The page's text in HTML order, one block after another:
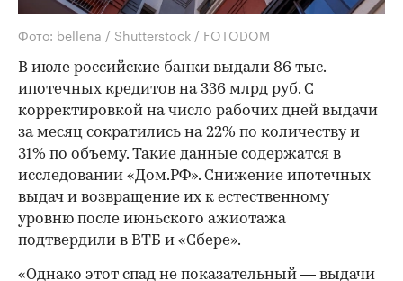
Фото: bellena / Shutterstock / FOTODOM
В июле российские банки выдали 86 тыс.
ипотечных кредитов на 336 млрд руб. С
корректировкой на число рабочих дней выдачи
за месяц сократились на 22% по количеству и
31% по объему. Такие данные содержатся в
исследовании «Дом.РФ». Снижение ипотечных
выдач и возвращение их к естественному
уровню после июньского ажиотажа
подтвердили в ВТБ и «Сбере».
«Однако этот спад не показательный — выдачи